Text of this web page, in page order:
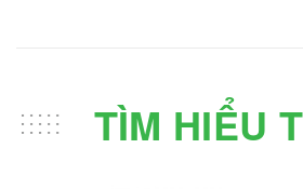
TÌM HIỂU